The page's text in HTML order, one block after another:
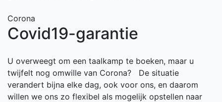
Corona
Covid19-garantie
U overweegt om een taalkamp te boeken, maar u
twijfelt nog omwille van Corona? De situatie
verandert bijna elke dag, ook voor ons, en daarom
willen we ons zo flexibel als mogelijk opstellen naar